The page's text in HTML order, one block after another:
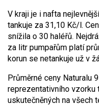
V kraji je i nafta
tankuje za 31,10 Kč/l.
snížila o 30 haléřů.
za litr pumpařům platí
korun se netankuje už v
Průměrné ceny Naturalu
reprezentativního vzorku
uskutečněných na všech